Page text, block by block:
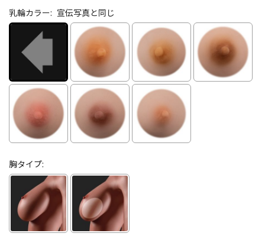
乳輪カラー: 宣伝写真と同じ
胸タイプ: